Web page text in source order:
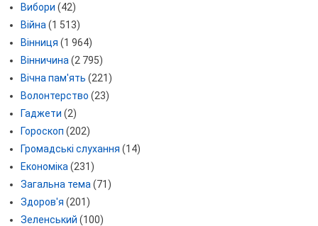
Вибори (42)
Війна (1 513)
Вінниця (1 964)
Вінничина (2 795)
Вічна пам'ять (221)
Волонтерство (23)
Гаджети (2)
Гороскоп (202)
Громадські слухання (14)
Економіка (231)
Загальна тема (71)
Здоров'я (201)
Зеленський (100)